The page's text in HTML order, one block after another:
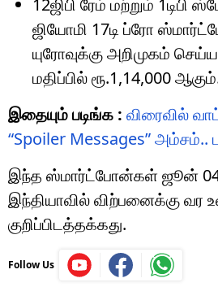
ஜியோமி 17டி ப்ரோ
யுரோவுக்கு அறிமுகம்
மதிப்பில் ரூ.1,14,000
இதையும் படிங்க : விரைவில்
“Spoiler Messages”
இந்த ஸ்மார்ட்போன்கள் ஜூன்
இந்தியாவில் விற்பனைக்கு வர
குறிப்பிடத்தக்கது.
Follow Us